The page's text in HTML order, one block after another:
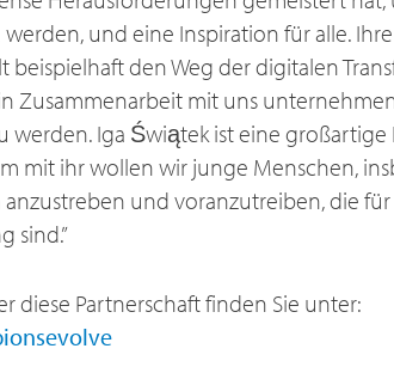
werden, und eine Inspiration für alle.
den Weg der digitalen
Zusammenarbeit mit uns
werden. Iga Świątek ist eine
mit ihr wollen wir junge Menschen,
anzustreben und voranzutreiben, die
sind.”
diese Partnerschaft finden Sie unter: